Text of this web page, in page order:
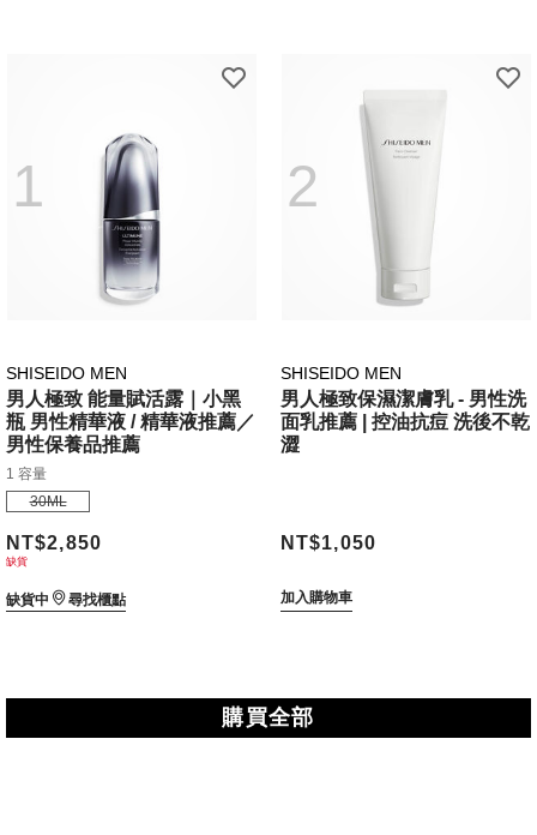
1
SHISEIDO MEN
男人極致 能量賦活露｜小黑
瓶 男性精華液 / 精華液推薦／
男性保養品推薦
1 容量
30ML
NT$2,850
缺貨
缺貨中 尋找櫃點
2
SHISEIDO MEN
男人極致保濕潔膚乳 - 男性洗
面乳推薦 | 控油抗痘 洗後不乾
澀
NT$1,050
加入購物車
購買全部